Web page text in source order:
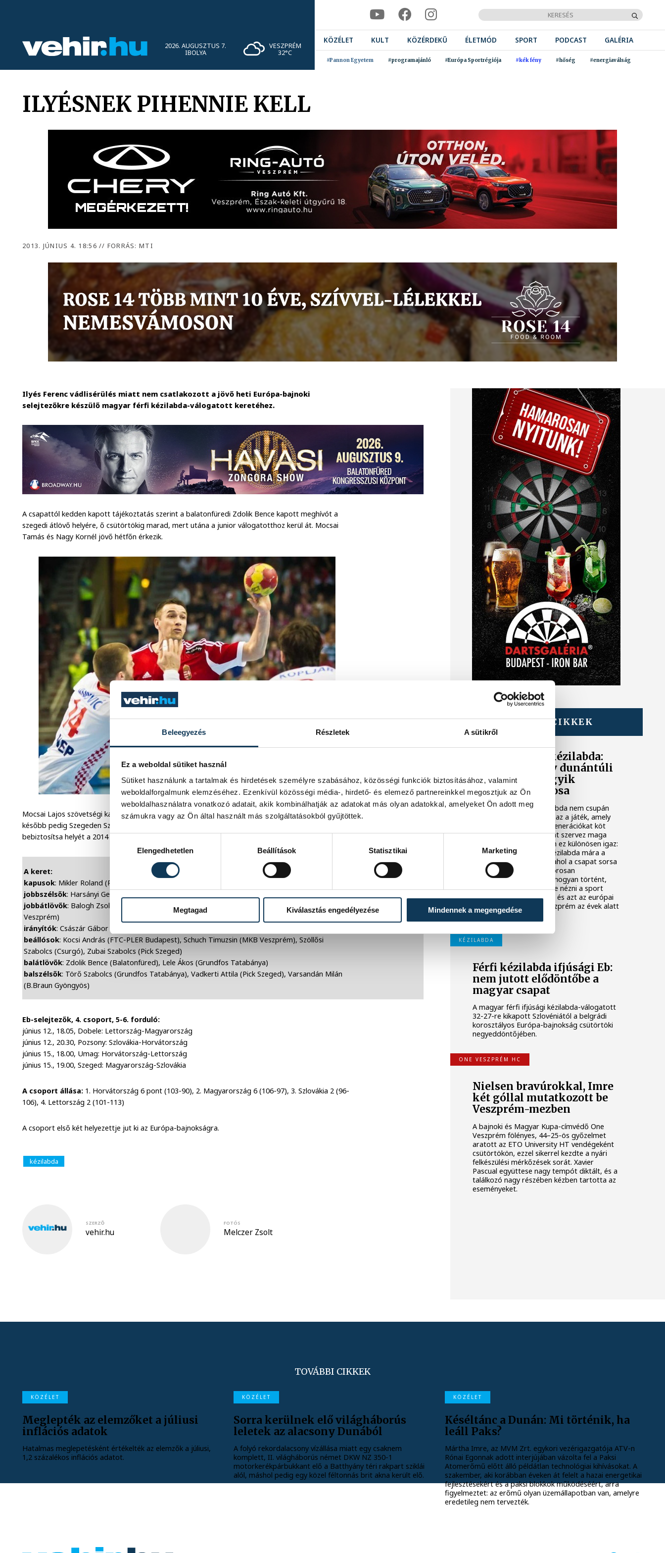
Beleegyezés Részletek A sütikről
Ez a weboldal sütiket használ
Sütiket használunk a tartalmak és hirdetések személyre szabásához, közösségi funkciók biztosításához, valamint
weboldalforgalmunk elemzéséhez. Ezenkívül közösségi média-, hirdető- és elemező partnereinkkel megosztjuk az Ön
weboldalhasználatra vonatkozó adatait, akik kombinálhatják az adatokat más olyan adatokkal, amelyeket Ön adott meg
számukra vagy az Ön által használt más szolgáltatásokból gyűjtöttek.
Elengedhetetlen
Beállítások Statisztikai Marketing
Megtagad Kiválasztás engedélyezése Mindennek a megengedése
2026. AUGUSZTUS 7.
IBOLYA
VESZPRÉM
32°C
KÖZÉLET KULT KÖZÉRDEKŰ ÉLETMÓD SPORT PODCAST GALÉRIA
#Pannon Egyetem #programajánló #Európa Sportrégiója #kék fény #hőség #energiaválság
ILYÉSNEK PIHENNIE KELL
2013. JÚNIUS 4. 18:56// FORRÁS: MTI
Ilyés Ferenc vádlisérülés miatt nem csatlakozott a jövő heti Európa-bajnoki
selejtezőkre készülő magyar férfi kézilabda-válogatott keretéhez.
A csapattól kedden kapott tájékoztatás szerint a balatonfüredi Zdolik Bence kapott meghívót a
szegedi átlövő helyére, ő csütörtökig marad, mert utána a junior válogatotthoz kerül át. Mocsai
Tamás és Nagy Kornél jövő hétfőn érkezik.
Mocsai Lajos szövetségi kapitány csapata június 12-én idegenben Lettország, három nappal
később pedig Szegeden Szlovákia ellen lép pályára, és a két mérkőzésen egy pont is elegendő, hogy
bebiztosítsa helyét a 2014 januárjában sorra kerülő dániai kontinensviadalon.
A keret:
kapusok: Mikler Roland (Pick Szeged), Pallag Péter (Csurgó), Tatai Péter (Pick Szeged),
jobbszélsők: Harsányi Gergely (Grundfos Tatabánya), Szalafai Gábor (B.Braun Gyöngyös)
jobbátlövők: Balogh Zsolt (Pick Szeged), Mocsai Tamás (Hannover Burgdorf), Nagy László (MKB
Veszprém)
irányítók: Császár Gábor (MKB Veszprém), Lékai Máté (Celje), Nagy Kornél (Dunkerque)
beállósok: Kocsi András (FTC-PLER Budapest), Schuch Timuzsin (MKB Veszprém), Szöllősi
Szabolcs (Csurgó), Zubai Szabolcs (Pick Szeged)
balátlövők: Zdolik Bence (Balatonfüred), Lele Ákos (Grundfos Tatabánya)
balszélsők: Törő Szabolcs (Grundfos Tatabánya), Vadkerti Attila (Pick Szeged), Varsandán Milán
(B.Braun Gyöngyös)
Eb-selejtezők, 4. csoport, 5-6. forduló:
június 12., 18.05, Dobele: Lettország-Magyarország
június 12., 20.30, Pozsony: Szlovákia-Horvátország
június 15., 18.00, Umag: Horvátország-Lettország
június 15., 19.00, Szeged: Magyarország-Szlovákia
A csoport állása: 1. Horvátország 6 pont (103-90), 2. Magyarország 6 (106-97), 3. Szlovákia 2 (96-
106), 4. Lettország 2 (101-113)
A csoport első két helyezettje jut ki az Európa-bajnokságra.
kézilabda
SZERZŐ
vehir.hu
FOTÓS
Melczer Zsolt
TOVÁBBI CIKKEK
TÁMOGATOTT TARTALOM
Veszprém és a kézilabda:
hogyan lett egy dunántúli
város Európa egyik
kézilabdafővárosa
Magyarországon a kézilabda nem csupán
egy sport a sok közül. Ez az a játék, amely
telt arénákat tölt meg, generációkat köt
össze, és egész városokat szervez maga
köré. Veszprém esetében ez különösen igaz:
a dunántúli városban a kézilabda mára a
helyi identitás alapköve, ahol a csapat sorsa
és a közösség érzése szorosan
összefonódott. Hogy ez hogyan történt,
ahhoz érdemes egyszerre nézni a sport
magyarországi gyökereit és azt az európai
kontextust, amelybe Veszprém az évek alatt
benőtte magát.
KÉZILABDA
Férfi kézilabda ifjúsági Eb:
nem jutott elődöntőbe a
magyar csapat
A magyar férfi ifjúsági kézilabda-válogatott
32-27-re kikapott Szlovéniától a belgrádi
korosztályos Európa-bajnokság csütörtöki
negyeddöntőjében.
ONE VESZPRÉM HC
Nielsen bravúrokkal, Imre
két góllal mutatkozott be
Veszprém-mezben
A bajnoki és Magyar Kupa-címvédő One
Veszprém fölényes, 44–25-ös győzelmet
aratott az ETO University HT vendégeként
csütörtökön, ezzel sikerrel kezdte a nyári
felkészülési mérkőzések sorát. Xavier
Pascual együttese nagy tempót diktált, és a
találkozó nagy részében kézben tartotta az
eseményeket.
TOVÁBBI CIKKEK
KÖZÉLET
Meglepték az elemzőket a júliusi
inflációs adatok
Hatalmas meglepetésként értékelték az elemzők a júliusi,
1,2 százalékos inflációs adatot.
KÖZÉLET
Sorra kerülnek elő világháborús
leletek az alacsony Dunából
A folyó rekordalacsony vízállása miatt egy csaknem
komplett, II. világháborús német DKW NZ 350-1
motorkerékpárbukkant elő a Batthyány téri rakpart sziklái
alól, máshol pedig egy közel féltonnás brit akna került elő.
KÖZÉLET
Késéltánc a Dunán: Mi történik, ha
leáll Paks?
Mártha Imre, az MVM Zrt. egykori vezérigazgatója ATV-n
Rónai Egonnak adott interjújában vázolta fel a Paksi
Atomerőmű előtt álló példátlan technológiai kihívásokat. A
szakember, aki korábban éveken át felelt a hazai energetikai
fejlesztésekért és a paksi blokkok működéséért, arra
figyelmeztet: az erőmű olyan üzemállapotban van, amelyre
eredetileg nem tervezték.